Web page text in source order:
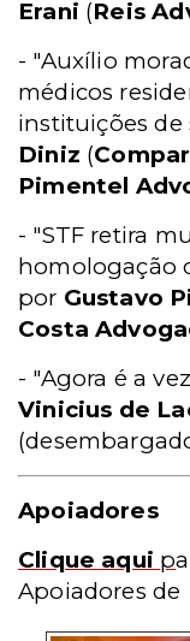
Erani (Reis
- "Auxílio
médicos
instituições de
Diniz (
Pimentel
- "STF retira
homologação
por Gustavo
Costa
- "Agora é a
Vinicius de
Apoiadores
Clique aqui p
Apoiadores de